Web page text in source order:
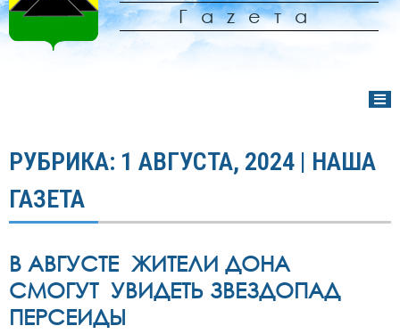
Гаzета
РУБРИКА: 1 АВГУСТА, 2024 | НАША
ГАЗЕТА
В АВГУСТЕ ЖИТЕЛИ ДОНА
СМОГУТ УВИДЕТЬ ЗВЕЗДОПАД
ПЕРСЕИДЫ